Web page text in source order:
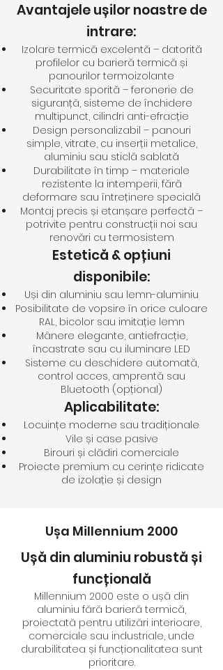
Avantajele ușilor noastre de
intrare:
Izolare termică excelentă – datorită
profilelor cu barieră termică și
panourilor termoizolante
Securitate sporită – feronerie de
siguranță, sisteme de închidere
multipunct, cilindri anti-efracție
Design personalizabil – panouri
simple, vitrate, cu inserții metalice,
aluminiu sau sticlă sablată
Durabilitate în timp – materiale
rezistente la intemperii, fără
deformare sau întreținere specială
Montaj precis și etanșare perfectă –
potrivite pentru construcții noi sau
renovări cu termosistem
Estetică & opțiuni
disponibile:
Uși din aluminiu sau lemn-aluminiu
Posibilitate de vopsire în orice culoare
RAL, bicolor sau imitație lemn
Mânere elegante, antiefracție,
încastrate sau cu iluminare LED
Sisteme cu deschidere automată,
control acces, amprentă sau
Bluetooth (opțional)
Aplicabilitate:
Locuințe moderne sau tradiționale
Vile și case pasive
Birouri și clădiri comerciale
Proiecte premium cu cerințe ridicate
de izolație și design
Ușa Millennium 2000
Ușă din aluminiu robustă și
funcțională
Millennium 2000 este o ușă din
aluminiu fără barieră termică,
proiectată pentru utilizări interioare,
comerciale sau industriale, unde
durabilitatea și funcționalitatea sunt
prioritare.